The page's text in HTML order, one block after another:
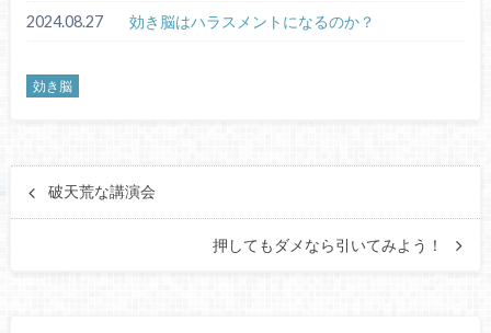
2024.08.27 効き脳はハラスメントになるのか？
効き脳
破天荒な講演会
押してもダメなら引いてみよう！